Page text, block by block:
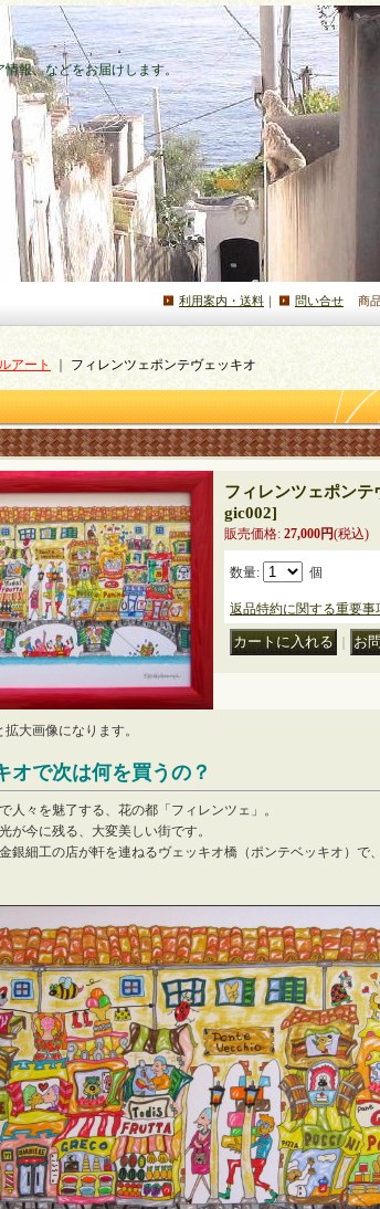
報、などをお届けします。
利用案内・送料 ｜ 問い合せ 商
アート フィレンツェポンテヴェッキオ
フィレンツェポンテ
gic002]
販売価格: 27,000円(税込)
数量: 個
返品特約に関する重要事
大画像になります。
オで次は何を買うの？
人々を魅了する、花の都「フィレンツェ」。
が今に残る、大変美しい街です。
銀細工の店が軒を連ねるヴェッキオ橋（ポンテベッキオ）で